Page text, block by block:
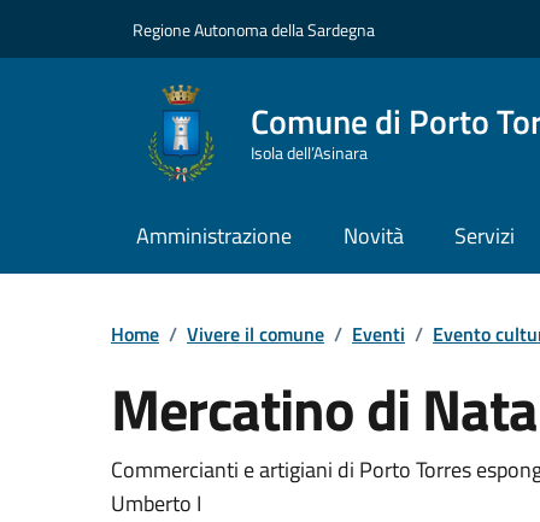
Regione Autonoma della Sardegna
Comune di Porto
Isola dell’Asinara
Amministrazione Novità Servizi
Home / Vivere il comune / Eventi / Evento
Mercatino di
Dettaglio
Commercianti e artigiani di Porto Torres
Umberto I